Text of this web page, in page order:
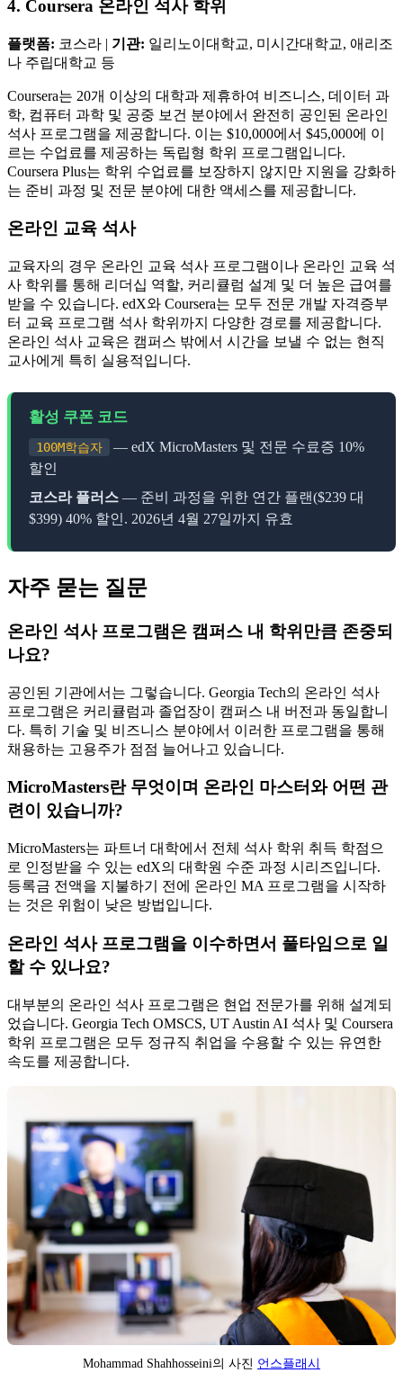
4. Coursera 온라인 석사 학위
플랫폼: 코스라 | 기관: 일리노이대학교, 미시간대학교, 애리조
나 주립대학교 등
Coursera는 20개 이상의 대학과 제휴하여 비즈니스, 데이터 과
학, 컴퓨터 과학 및 공중 보건 분야에서 완전히 공인된 온라인
석사 프로그램을 제공합니다. 이는 $10,000에서 $45,000에 이
르는 수업료를 제공하는 독립형 학위 프로그램입니다.
Coursera Plus는 학위 수업료를 보장하지 않지만 지원을 강화하
는 준비 과정 및 전문 분야에 대한 액세스를 제공합니다.
온라인 교육 석사
교육자의 경우 온라인 교육 석사 프로그램이나 온라인 교육 석
사 학위를 통해 리더십 역할, 커리큘럼 설계 및 더 높은 급여를
받을 수 있습니다. edX와 Coursera는 모두 전문 개발 자격증부
터 교육 프로그램 석사 학위까지 다양한 경로를 제공합니다.
온라인 석사 교육은 캠퍼스 밖에서 시간을 보낼 수 없는 현직
교사에게 특히 실용적입니다.
활성 쿠폰 코드
100M학습자
— edX MicroMasters 및 전문 수료증 10%
할인
코스라 플러스 — 준비 과정을 위한 연간 플랜($239 대
$399) 40% 할인. 2026년 4월 27일까지 유효
자주 묻는 질문
온라인 석사 프로그램은 캠퍼스 내 학위만큼 존중되
나요?
공인된 기관에서는 그렇습니다. Georgia Tech의 온라인 석사
프로그램은 커리큘럼과 졸업장이 캠퍼스 내 버전과 동일합니
다. 특히 기술 및 비즈니스 분야에서 이러한 프로그램을 통해
채용하는 고용주가 점점 늘어나고 있습니다.
MicroMasters란 무엇이며 온라인 마스터와 어떤 관
련이 있습니까?
MicroMasters는 파트너 대학에서 전체 석사 학위 취득 학점으
로 인정받을 수 있는 edX의 대학원 수준 과정 시리즈입니다.
등록금 전액을 지불하기 전에 온라인 MA 프로그램을 시작하
는 것은 위험이 낮은 방법입니다.
온라인 석사 프로그램을 이수하면서 풀타임으로 일
할 수 있나요?
대부분의 온라인 석사 프로그램은 현업 전문가를 위해 설계되
었습니다. Georgia Tech OMSCS, UT Austin AI 석사 및 Coursera
학위 프로그램은 모두 정규직 취업을 수용할 수 있는 유연한
속도를 제공합니다.
Mohammad Shahhosseini의 사진 언스플래시